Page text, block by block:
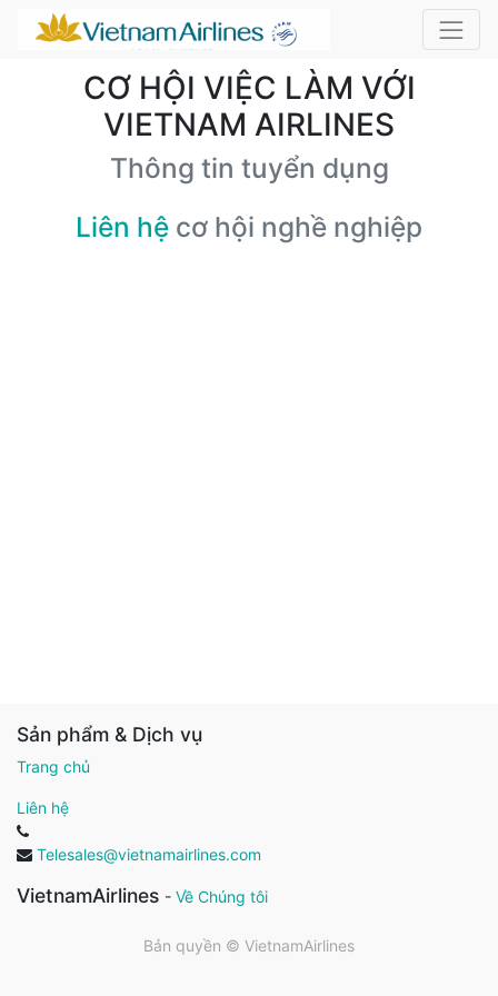
CƠ HỘI VIỆC LÀM VỚI
VIETNAM AIRLINES
Thông tin tuyển dụng
Liên hệ cơ hội nghề nghiệp
Sản phẩm & Dịch vụ
Trang chủ
Liên hệ
Telesales@vietnamairlines.com
VietnamAirlines - Về Chúng tôi
Bản quyền © VietnamAirlines